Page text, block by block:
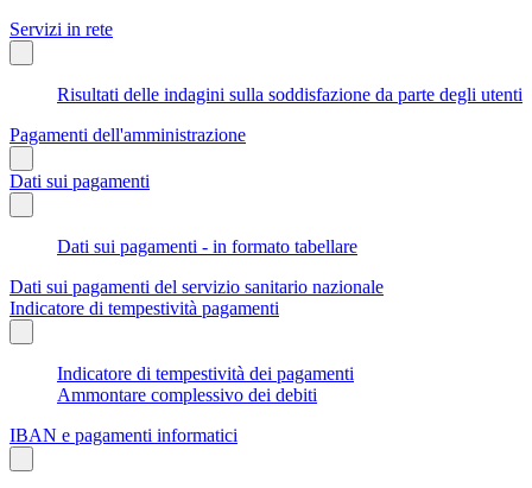
Servizi in rete
Risultati delle indagini sulla soddisfazione da parte degli utenti
Pagamenti dell'amministrazione
Dati sui pagamenti
Dati sui pagamenti - in formato tabellare
Dati sui pagamenti del servizio sanitario nazionale
Indicatore di tempestività pagamenti
Indicatore di tempestività dei pagamenti
Ammontare complessivo dei debiti
IBAN e pagamenti informatici